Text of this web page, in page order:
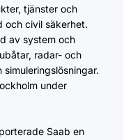
tjänster och
och civil säkerhet.
av system och
radar- och
under
Saab en